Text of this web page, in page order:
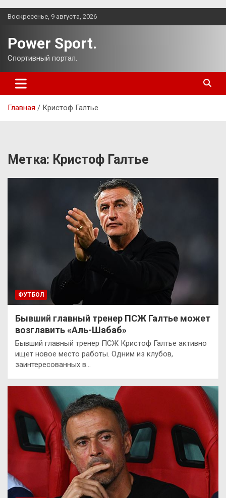
Перейти
Воскресенье, 9 августа, 2026
Power Sport.
Спортивный портал.
Главная Кристоф Галтье
Метка: Кристоф Галтье
ФУТБОЛ
Бывший главный тренер ПСЖ Галтье может
возглавить «Аль-Шабаб»
Бывший главный тренер ПСЖ Кристоф Галтье активно
ищет новое место работы. Одним из клубов,
заинтересованных в…